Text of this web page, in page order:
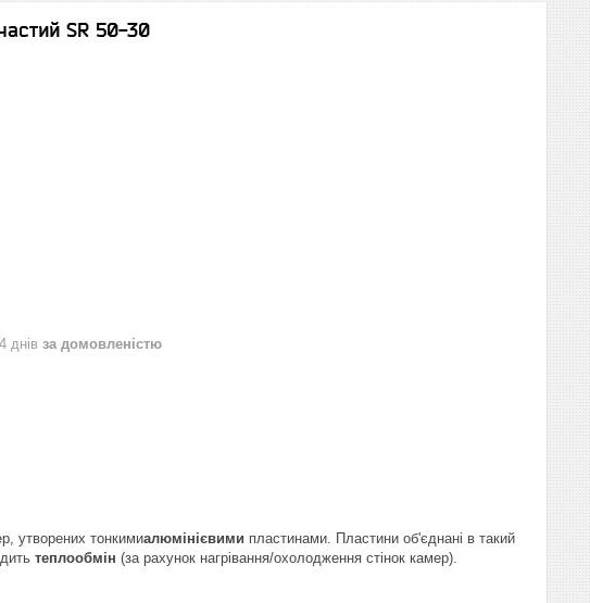
SR 50-30
днів за домовленістю
утворених тонкимиалюмінієвими пластинами. Пластини об'єднані в такий
теплообмін (за рахунок нагрівання/охолодження стінок камер).